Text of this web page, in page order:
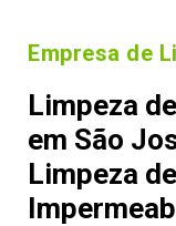
Empresa de
Limpeza
em São
Limpeza